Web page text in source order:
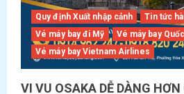
Quy định Xuất nhập cảnh
Tin tức
Vé máy bay đi Mỹ
Vé máy bay
Vé máy bay Vietnam Airlines
VI VU OSAKA DỄ DÀNG